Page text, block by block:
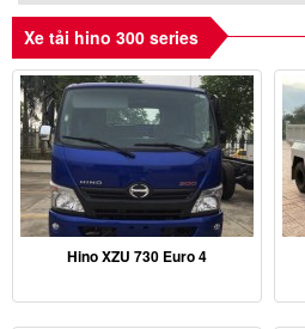
Xe tải hino 300 series
Hino XZU 730 Euro 4